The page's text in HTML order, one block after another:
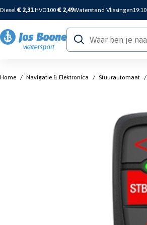
Diesel€ 2,31 HVO100 € 2,49Waterstand Vlissingen19:10
Home / Navigatie & Elektronica / Stuurautomaat /